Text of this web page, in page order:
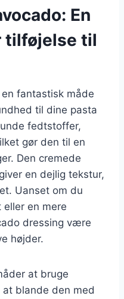
En
tilføjelse til
fantastisk måde
til dine pasta
fedtstoffer,
gør den til en
Den cremede
en dejlig tekstur,
Uanset om du
eller en mere
dressing være
højder.
at bruge
blande den med